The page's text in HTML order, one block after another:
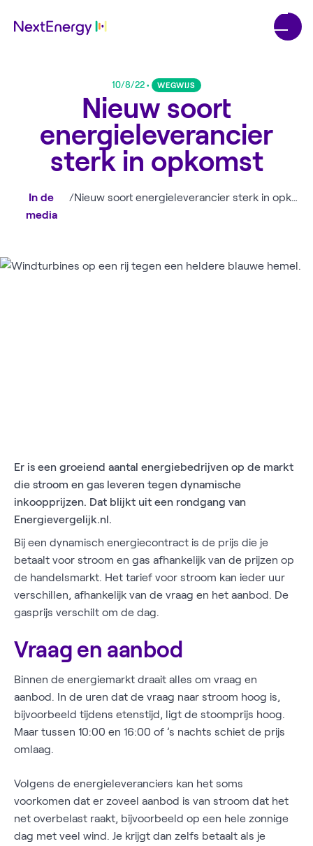
10/8/22 • WEGWIJS
Nieuw soort
energieleverancier
sterk in opkomst
In de
media
/ Nieuw soort energieleverancier sterk in opkomst
Er is een groeiend aantal energiebedrijven op de markt
die stroom en gas leveren tegen dynamische
inkoopprijzen. Dat blijkt uit een rondgang van
Energievergelijk.nl.
Bij een dynamisch energiecontract is de prijs die je
betaalt voor stroom en gas afhankelijk van de prijzen op
de handelsmarkt. Het tarief voor stroom kan ieder uur
verschillen, afhankelijk van de vraag en het aanbod. De
gasprijs verschilt om de dag.
Vraag en aanbod
Binnen de energiemarkt draait alles om vraag en
aanbod. In de uren dat de vraag naar stroom hoog is,
bijvoorbeeld tijdens etenstijd, ligt de stoomprijs hoog.
Maar tussen 10:00 en 16:00 of ’s nachts schiet de prijs
omlaag.
Volgens de energieleveranciers kan het soms
voorkomen dat er zoveel aanbod is van stroom dat het
net overbelast raakt, bijvoorbeeld op een hele zonnige
dag met veel wind. Je krijgt dan zelfs betaalt als je